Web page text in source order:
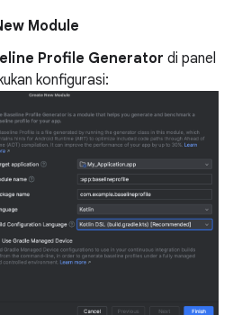
Module
Profile Generator di panel
konfigurasi: